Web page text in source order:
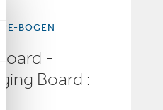
BÖGEN
-
Board :